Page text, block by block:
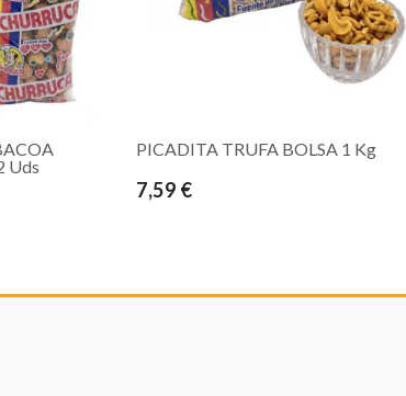
Uds
PICADITA TRUFA BOLSA 1 Kg
7,59 €